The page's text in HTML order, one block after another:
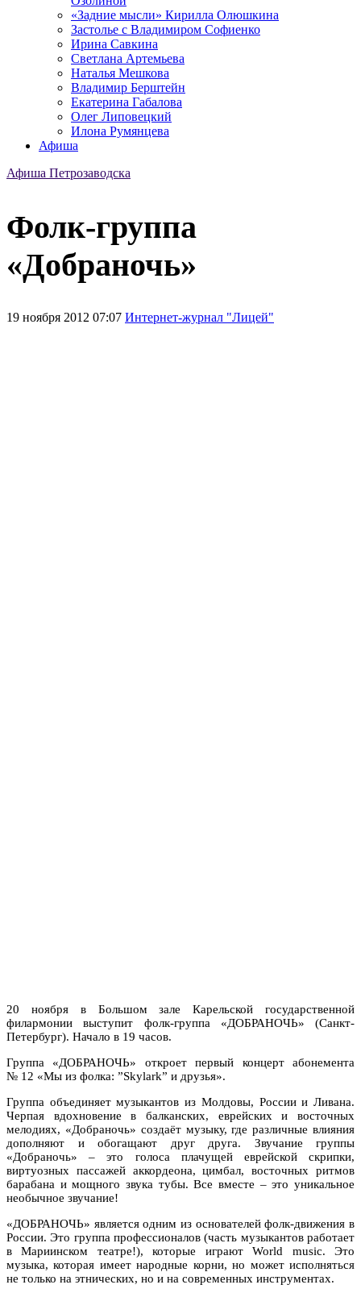
«Задние мысли» Кирилла Олюшкина
Застолье с Владимиром Софиенко
Ирина Савкина
Светлана Артемьева
Наталья Мешкова
Владимир Берштейн
Екатерина Габалова
Олег Липовецкий
Илона Румянцева
Афиша
Афиша Петрозаводска
Фолк-группа
«Добраночь»
19 ноября 2012 07:07 Интернет-журнал "Лицей"
20 ноября в Большом зале Карельской государственной
филармонии выступит фолк-группа «ДОБРАНОЧЬ» (Санкт-
Петербург). Начало в 19 часов.
Группа «ДОБРАНОЧЬ» откроет первый концерт абонемента
№ 12 «Мы из фолка: ”Skylark” и друзья».
Группа объединяет музыкантов из Молдовы, России и Ливана.
Черпая вдохновение в балканских, еврейских и восточных
мелодиях, «Добраночь» создаёт музыку, где различные влияния
дополняют и обогащают друг друга. Звучание группы
«Добраночь» – это голоса плачущей еврейской скрипки,
виртуозных пассажей аккордеона, цимбал, восточных ритмов
барабана и мощного звука тубы. Все вместе – это уникальное
необычное звучание!
«ДОБРАНОЧЬ» является одним из основателей фолк-движения в
России. Это группа профессионалов (часть музыкантов работает
в Мариинском театре!), которые играют World music. Это
музыка, которая имеет народные корни, но может исполняться
не только на этнических, но и на современных инструментах.